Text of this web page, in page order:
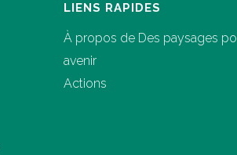
LIENS RAPIDES
À propos de Des paysages
avenir
Actions